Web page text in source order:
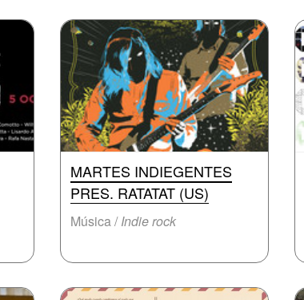
MARTES INDIEGENTES
PRES. RATATAT (US)
Música /Indie rock